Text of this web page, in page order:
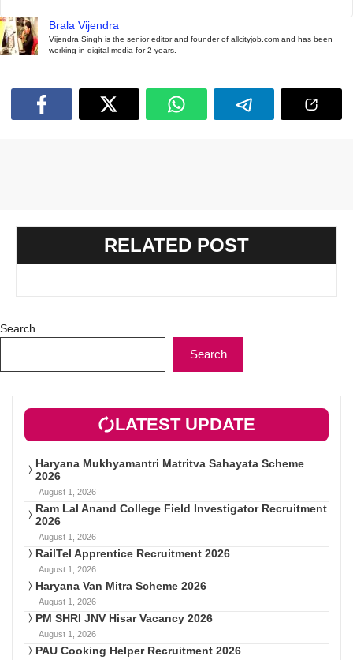
Brala Vijendra
Vijendra Singh is the senior editor and founder of allcityjob.com and has been
working in digital media for 2 years.
RELATED POST
Search
Search
LATEST UPDATE
Haryana Mukhyamantri Matritva Sahayata Scheme
2026
August 1, 2026
Ram Lal Anand College Field Investigator Recruitment
2026
August 1, 2026
RailTel Apprentice Recruitment 2026
August 1, 2026
Haryana Van Mitra Scheme 2026
August 1, 2026
PM SHRI JNV Hisar Vacancy 2026
August 1, 2026
PAU Cooking Helper Recruitment 2026